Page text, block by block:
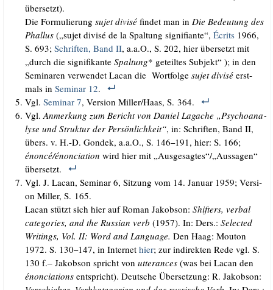
übersetzt).
Die For­mu­lie­rungsujet divi­sé fin­det man in Die Bedeu­tung des
Phal­lus („sujet divi­sé de la Spal­tung signi­fi­an­te“,Écrits 1966,
S. 693;Schrif­ten, Band II, a.a.O., S. 202, hier über­setzt mit
„durch die signi­fi­kan­teSpal­tung* geteil­tes Sub­jekt“ ); in den
Semi­na­ren ver­wen­det Lacan die Wort­fol­gesujet divi­sé erst­
mals inSemi­nar 12.
Vgl.Semi­nar 7, Ver­si­on Miller/​Haas, S. 364.
Vgl.Anmer­kung zum Bericht von Dani­el Lag­a­che „Psy­cho­ana­
ly­se und Struk­tur der Per­sön­lich­keit“, in: Schrif­ten, Band II,
übers. v. H.-D. Gon­dek, a.a.O., S. 146–191, hier: S. 166;
énoncé/​énonciation wird hier mit „Ausgesagtes“/„Aussagen“
übersetzt.
Vgl. J. Lacan, Semi­nar 6, Sit­zung vom 14. Janu­ar 1959; Ver­si­
on Mil­ler, S. 165.
Lacan stützt sich hier auf Roman Jakobson:Shif­ters, ver­bal
cate­go­ries, and the Rus­si­an verb (1957). In: Ders.:Sel­ec­ted
Wri­tin­gs, Vol. II: Word and Lan­guage.Den Haag: Mou­ton
1972. S. 130–147, in Inter­nethier; zur indi­rek­ten Rede vgl. S.
130 f.– Jakobson spricht vonutteran­ces(was bei Lacan den
énon­cia­ti­ons ent­spricht). Deut­sche Über­set­zung: R. Jakobson: